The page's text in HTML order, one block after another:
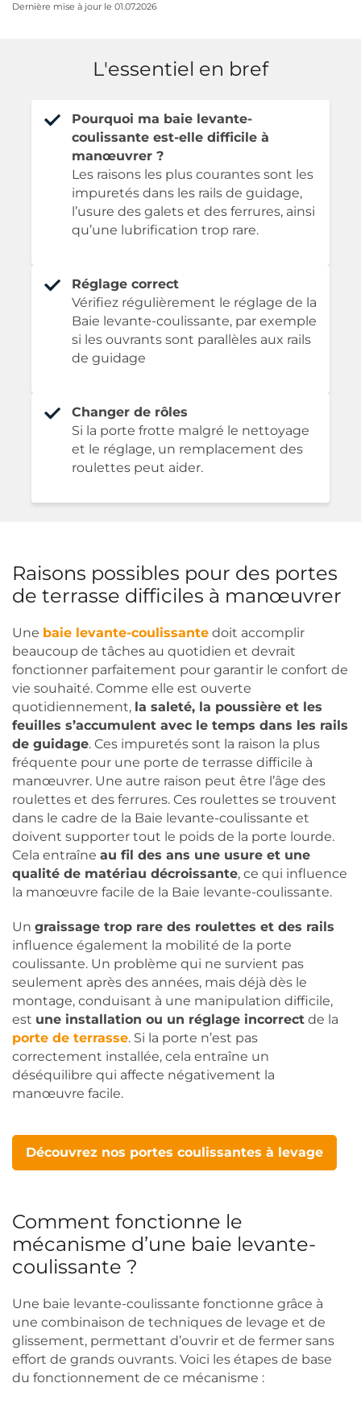
Dernière mise à jour le 01.07.2026
L'essentiel en bref
Pourquoi ma baie levante-
coulissante est-elle difficile à
manœuvrer ?
Les raisons les plus courantes sont les
impuretés dans les rails de guidage,
l’usure des galets et des ferrures, ainsi
qu’une lubrification trop rare.
Réglage correct
Vérifiez régulièrement le réglage de la
Baie levante-coulissante, par exemple
si les ouvrants sont parallèles aux rails
de guidage
Changer de rôles
Si la porte frotte malgré le nettoyage
et le réglage, un remplacement des
roulettes peut aider.
Raisons possibles pour des portes
de terrasse difficiles à manœuvrer
Une baie levante-coulissante doit accomplir
beaucoup de tâches au quotidien et devrait
fonctionner parfaitement pour garantir le confort de
vie souhaité. Comme elle est ouverte
quotidiennement, la saleté, la poussière et les
feuilles s’accumulent avec le temps dans les rails
de guidage. Ces impuretés sont la raison la plus
fréquente pour une porte de terrasse difficile à
manœuvrer. Une autre raison peut être l’âge des
roulettes et des ferrures. Ces roulettes se trouvent
dans le cadre de la Baie levante-coulissante et
doivent supporter tout le poids de la porte lourde.
Cela entraîne au fil des ans une usure et une
qualité de matériau décroissante, ce qui influence
la manœuvre facile de la Baie levante-coulissante.
Un graissage trop rare des roulettes et des rails
influence également la mobilité de la porte
coulissante. Un problème qui ne survient pas
seulement après des années, mais déjà dès le
montage, conduisant à une manipulation difficile,
est une installation ou un réglage incorrect de la
porte de terrasse. Si la porte n’est pas
correctement installée, cela entraîne un
déséquilibre qui affecte négativement la
manœuvre facile.
Découvrez nos portes coulissantes à levage
Comment fonctionne le
mécanisme d’une baie levante-
coulissante ?
Une baie levante-coulissante fonctionne grâce à
une combinaison de techniques de levage et de
glissement, permettant d’ouvrir et de fermer sans
effort de grands ouvrants. Voici les étapes de base
du fonctionnement de ce mécanisme :